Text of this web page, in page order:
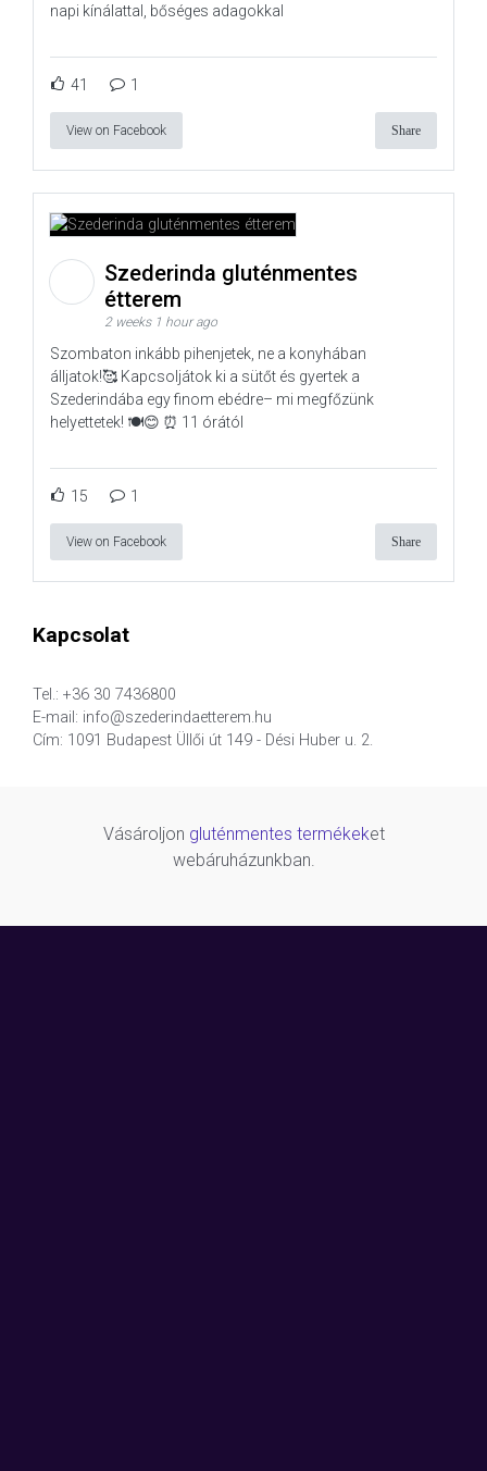
napi kínálattal, bőséges adagokkal
41 1
View on Facebook Share
Szederinda gluténmentes
étterem
2 weeks 1 hour ago
Szombaton inkább pihenjetek, ne a konyhában
álljatok!🥰 Kapcsoljátok ki a sütőt és gyertek a
Szederindába egy finom ebédre– mi megfőzünk
helyettetek! 🍽️😊 ⏰ 11 órától
15 1
View on Facebook Share
Kapcsolat
Tel.: +36 30 7436800
E-mail: info@szederindaetterem.hu
Cím: 1091 Budapest Üllői út 149 - Dési Huber u. 2.
Vásároljon gluténmentes termékeket
webáruházunkban.